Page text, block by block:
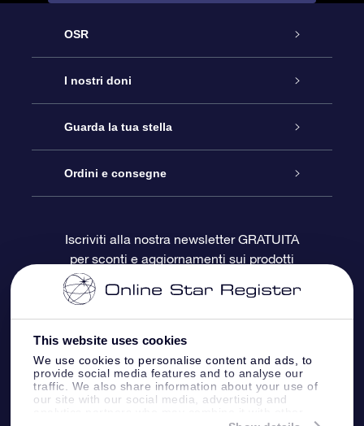
This website uses cookies
We use cookies to personalise content and ads, to
provide social media features and to analyse our
traffic. We also share information about your use of
our site with our social media, advertising and
OSR
Assistenza
Contattaci
Blog
OSR Recensioni
I nostri doni
Online Star Gift
Pacchetto regalo OSR
Gift Card OSR
Doni aziendali
Guarda la tua stella
Registro stellare
Star Page personalizzata
One Million Stars
OSR Starsaver
App VR ‘Fly me to the stars’
Ordini e consegne
Informazioni di Pagamento
Politica di reso
Costellazioni
Iscriviti alla nostra newsletter GRATUITA
per sconti e aggiornamenti sui prodotti